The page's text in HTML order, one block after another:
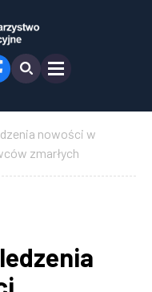
nowości w
zmarłych